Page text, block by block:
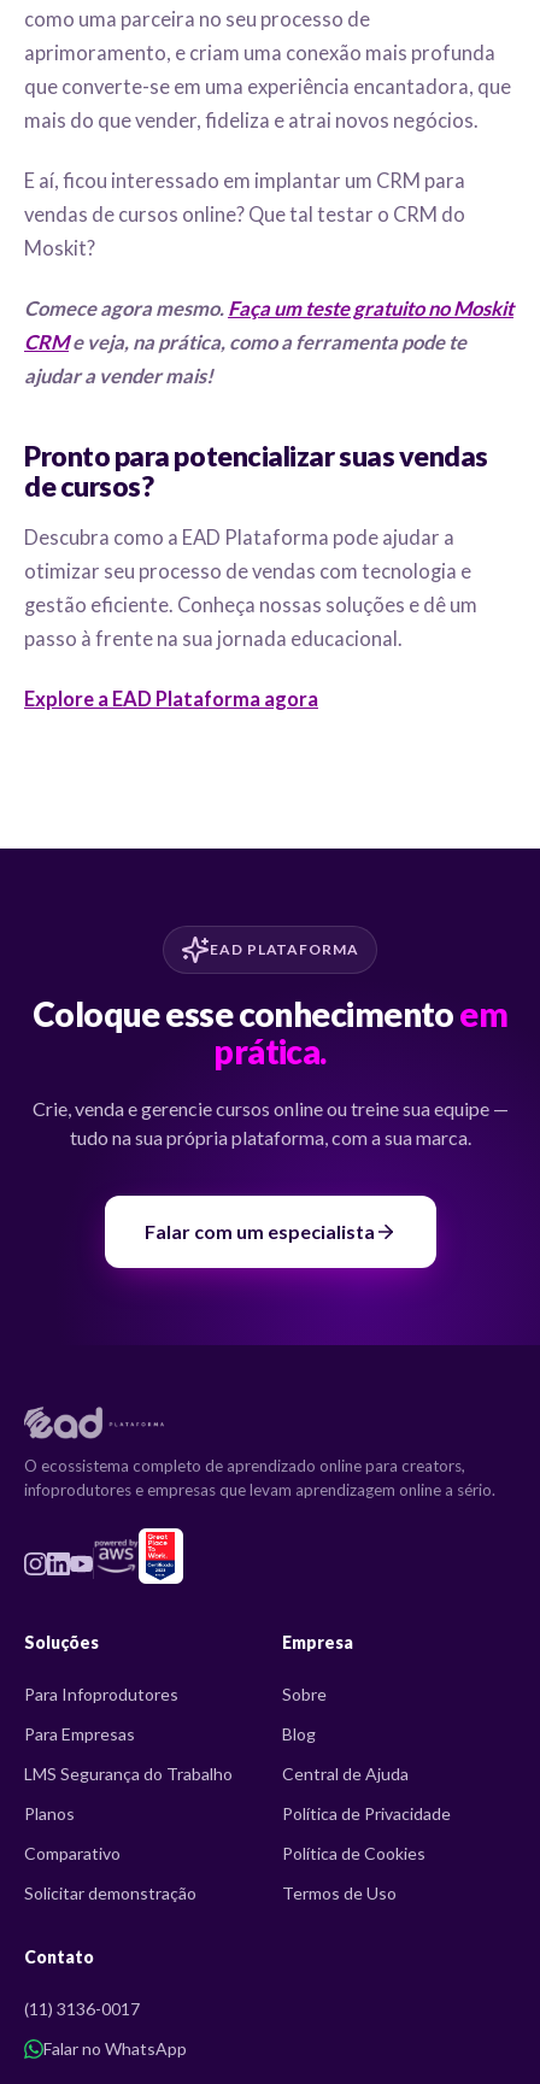
como uma parceira no seu processo de
aprimoramento, e criam uma conexão mais profunda
que converte-se em uma experiência encantadora, que
mais do que vender, fideliza e atrai novos negócios.
E aí, ficou interessado em implantar um CRM para
vendas de cursos online? Que tal testar o CRM do
Moskit?
Comece agora mesmo. Faça um teste gratuito no Moskit
CRMe veja, na prática, como a ferramenta pode te
ajudar a vender mais!
Pronto para potencializar suas vendas
de cursos?
Descubra como a EAD Plataforma pode ajudar a
otimizar seu processo de vendas com tecnologia e
gestão eficiente. Conheça nossas soluções e dê um
passo à frente na sua jornada educacional.
Explore a EAD Plataforma agora
EAD PLATAFORMA
Coloque esse conhecimentoem
prática.
Crie, venda e gerencie cursos online ou treine sua equipe —
tudo na sua própria plataforma, com a sua marca.
Falar com um especialista
O ecossistema completo de aprendizado online para creators,
infoprodutores e empresas que levam aprendizagem online a sério.
Soluções
Para Infoprodutores
Para Empresas
LMS Segurança do Trabalho
Planos
Comparativo
Solicitar demonstração
Empresa
Sobre
Blog
Central de Ajuda
Política de Privacidade
Política de Cookies
Termos de Uso
Contato
(11) 3136-0017
Falar no WhatsApp